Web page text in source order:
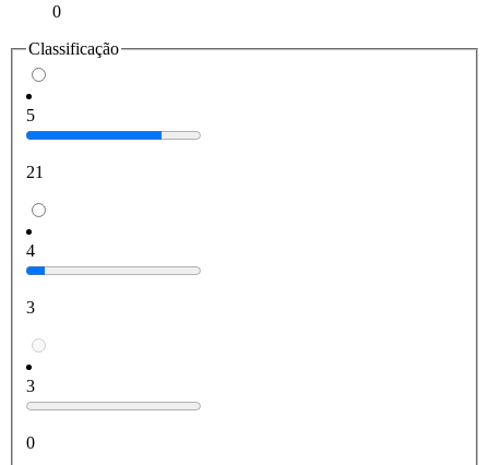
0
Classificação
5
21
4
3
3
0